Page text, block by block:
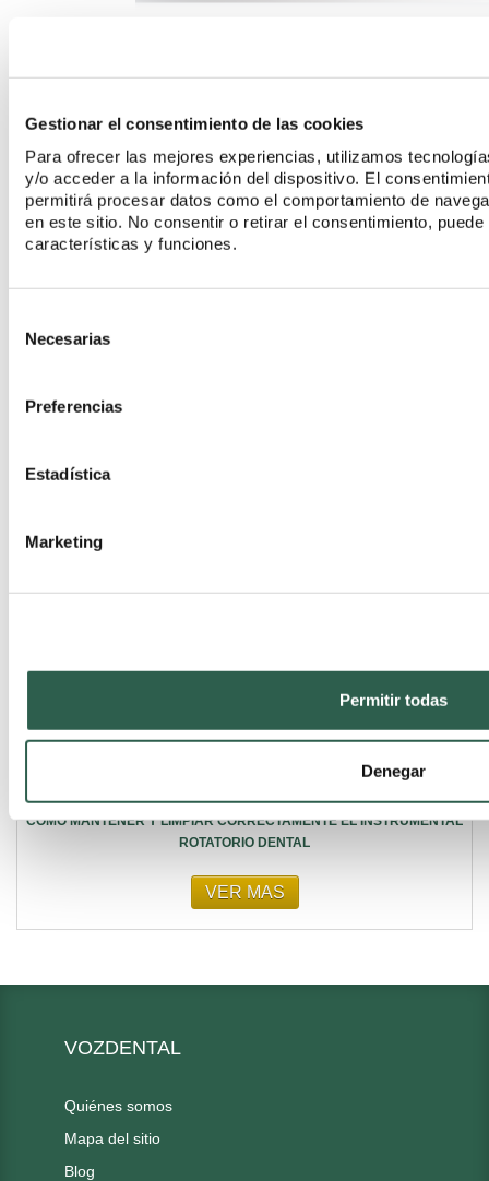
Gestionar el consentimiento de las cookies
Para ofrecer las mejores experiencias, utilizamos
y/o acceder a la información del dispositivo. El
permitirá procesar datos como el comportamiento de
en este sitio. No consentir o retirar el consentimiento,
características y funciones.
Selection
Necesarias
Preferencias
Estadística
Marketing
Permitir todas
Denegar
NOVEDADES
EXPODENTAL 2026: EL IMPULSO DEFINITIVO HACIA LA ODONTOLOGÍA
ODONTOLOGÍA MODERNA
CÓMO MANTENER Y LIMPIAR CORRECTAMENTE EL INSTRUMENTAL
ROTATORIO DENTAL
VER MAS
VOZDENTAL
Quiénes somos
Mapa del sitio
Blog